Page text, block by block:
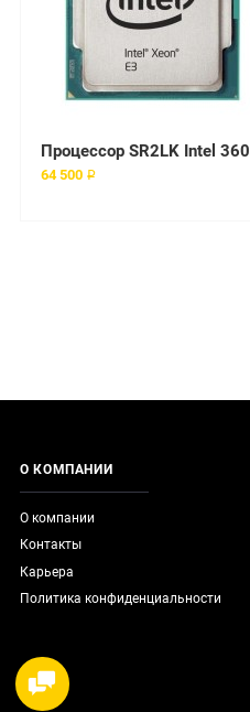
64 500 ₽
О КОМПАНИИ
О компании
Контакты
Карьера
Политика конфиденциальности